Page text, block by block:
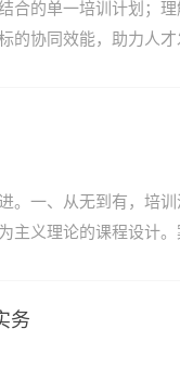
合的单一培训计划；
的协同效能，助力人
。一、从无到有，
主义理论的课程设计
务